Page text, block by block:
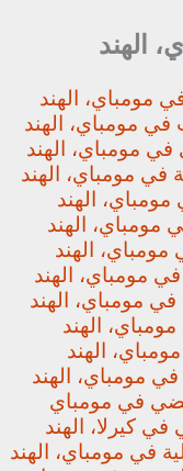
الهند
مومباي، الهند
مومباي، الهند
مومباي، الهند
في مومباي، الهند
الهند
مومباي، الهند
الهند
مومباي، الهند
مومباي، الهند
الهند
الهند
مومباي، الهند
في مومباي
كيرلا، الهند
في مومباي، الهند